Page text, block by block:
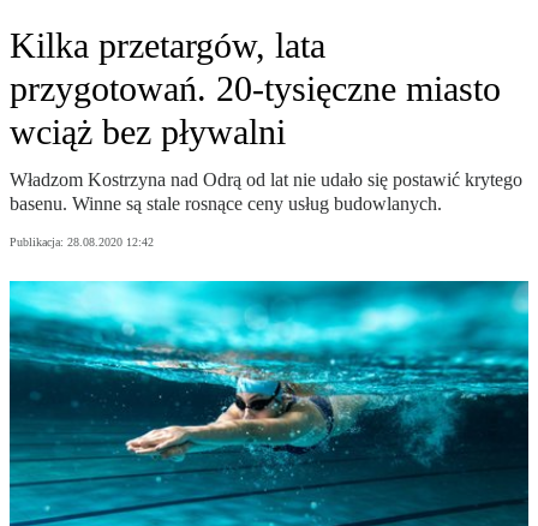
Kilka przetargów, lata
przygotowań. 20-tysięczne miasto
wciąż bez pływalni
Władzom Kostrzyna nad Odrą od lat nie udało się postawić krytego
basenu. Winne są stale rosnące ceny usług budowlanych.
Publikacja: 28.08.2020 12:42